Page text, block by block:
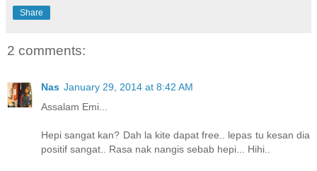
Share
2 comments:
Nas January 29, 2014 at 8:42 AM
Assalam Emi...
Hepi sangat kan? Dah la kite dapat free.. lepas tu kesan dia
positif sangat.. Rasa nak nangis sebab hepi... Hihi..